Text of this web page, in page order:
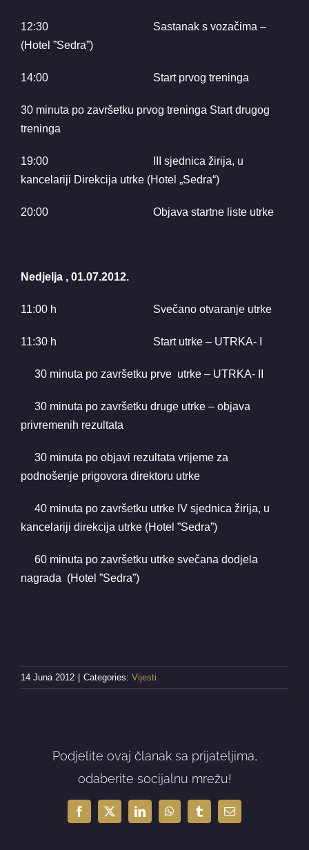
12:30 Sastanak s vozačima –
(Hotel ”Sedra”)
14:00 Start prvog treninga
30 minuta po završetku prvog treninga Start drugog
treninga
19:00 III sjednica žirija, u
kancelariji Direkcija utrke (Hotel „Sedra“)
20:00 Objava startne liste utrke
Nedjelja , 01.07.2012.
11:00 h Svečano otvaranje utrke
11:30 h Start utrke – UTRKA- I
30 minuta po završetku prve utrke – UTRKA- II
30 minuta po završetku druge utrke – objava
privremenih rezultata
30 minuta po objavi rezultata vrijeme za
podnošenje prigovora direktoru utrke
40 minuta po završetku utrke IV sjednica žirija, u
kancelariji direkcija utrke (Hotel ”Sedra”)
60 minuta po završetku utrke svečana dodjela
nagrada (Hotel ”Sedra”)
14 Juna 2012 | Categories: Vijesti
Podjelite ovaj članak sa prijateljima,
odaberite socijalnu mrežu!
Facebook
X LinkedInWhatsAppTumblrEmail